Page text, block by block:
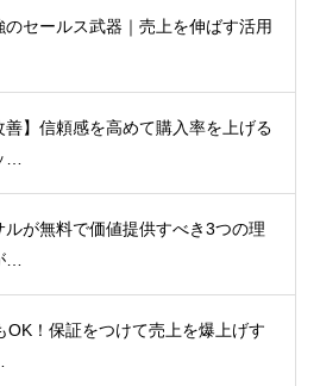
のセールス武器｜売上を伸ばす活用
善】信頼感を高めて購入率を上げる
…
ルが無料で価値提供すべき3つの理
…
OK！保証をつけて売上を爆上げす